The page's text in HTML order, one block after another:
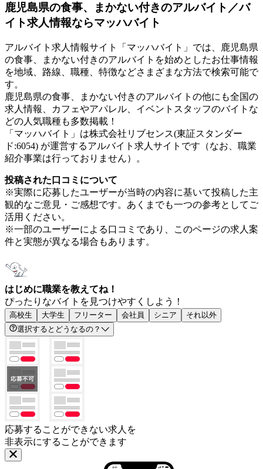
鹿児島県の食事、まかない付きのアルバイト／バ
イト求人情報ならマッハバイト
アルバイト求人情報サイト「マッハバイト」では、鹿児島県
の食事、まかない付きのアルバイトを始めとしたお仕事情報
を地域、路線、職種、特徴などさまざまな方法で検索可能で
す。
鹿児島県の食事、まかない付きのアルバイトの他にも全国の
求人情報、カフェやアパレル、イベントスタッフのバイトな
どの人気職種も多数掲載！
「マッハバイト」は株式会社リブセンス(東証スタンダー
ド:6054) が運営するアルバイト求人サイトです（なお、職業
紹介事業は行っておりません）。
投稿された口コミについて
※実際に応募したユーザーが当時の内容に基いて投稿した主
観的なご意見・ご感想です。あくまでも一つの参考としてご
活用ください。
※一部のユーザーによる口コミであり、このページの求人案
件と実態が異なる場合もあります。
はじめに職業を教えてね！
ぴったりなバイトを見つけやすくしよう！
高校生 大学生 フリーター 会社員 シニア
それ以外
選択するとどうなるの？
応募することができない求人を
非表示にすることができます